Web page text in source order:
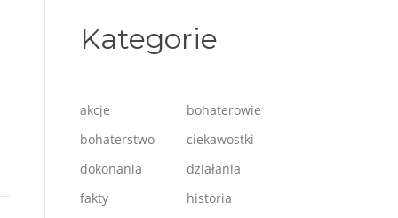
Kategorie
akcje
bohaterowie
bohaterstwo
ciekawostki
dokonania
działania
fakty
historia